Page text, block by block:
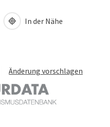
In der Nähe
Änderung vorschlagen